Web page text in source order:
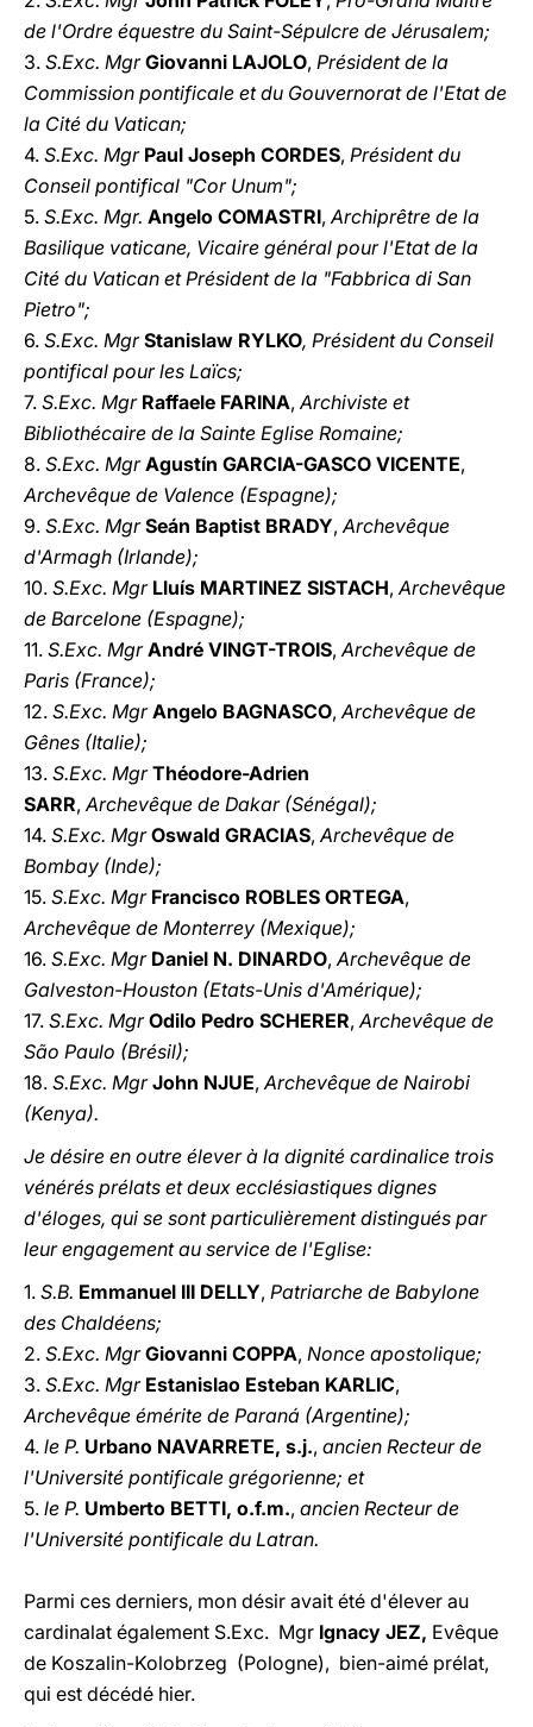
de l'Ordre équestre du Saint-Sépulcre de Jérusalem;
3. S.Exc. MgrGiovanni LAJOLO, Président de la
Commission pontificale et du Gouvernorat de l'Etat de
la Cité du Vatican;
4. S.Exc. Mgr Paul Joseph CORDES, Président du
Conseil pontifical "Cor Unum";
5. S.Exc. Mgr. Angelo COMASTRI,Archiprêtre de la
Basilique vaticane, Vicaire général pour l'Etat de la
Cité du Vatican et Président de la "Fabbrica di San
Pietro";
6. S.Exc. MgrStanislaw RYLKO, Président du Conseil
pontifical pour les Laïcs;
7. S.Exc. Mgr Raffaele FARINA,Archiviste et
Bibliothécaire de la Sainte Eglise Romaine;
8. S.Exc. MgrAgustín GARCIA-GASCO VICENTE,
Archevêque de Valence (Espagne);
9. S.Exc. MgrSeán Baptist BRADY,Archevêque
d'Armagh (Irlande);
10. S.Exc. Mgr Lluís MARTINEZ SISTACH,Archevêque
de Barcelone (Espagne);
11. S.Exc. MgrAndré VINGT-TROIS, Archevêque de
Paris (France);
12. S.Exc. MgrAngelo BAGNASCO,Archevêque de
Gênes (Italie);
13. S.Exc. MgrThéodore-Adrien
SARR, Archevêque de Dakar (Sénégal);
14. S.Exc. MgrOswald GRACIAS,Archevêque de
Bombay (Inde);
15. S.Exc. Mgr Francisco ROBLES ORTEGA,
Archevêque de Monterrey (Mexique);
16. S.Exc. Mgr Daniel N. DINARDO,Archevêque de
Galveston-Houston (Etats-Unis d'Amérique);
17. S.Exc. MgrOdilo Pedro SCHERER,Archevêque de
São Paulo (Brésil);
18. S.Exc. MgrJohn NJUE,Archevêque de Nairobi
(Kenya).
Je désire en outre élever à la dignité cardinalice trois
vénérés prélats et deux ecclésiastiques dignes
d'éloges, qui se sont particulièrement distingués par
leur engagement au service de l'Eglise:
1. S.B. Emmanuel III DELLY, Patriarche de Babylone
des Chaldéens;
2. S.Exc. MgrGiovanni COPPA, Nonce apostolique;
3. S.Exc. Mgr Estanislao Esteban KARLIC,
Archevêque émérite de Paraná (Argentine);
4. le P. Urbano NAVARRETE, s.j., ancien Recteur de
l'Université pontificale grégorienne; et
5. le P. Umberto BETTI, o.f.m., ancien Recteur de
l'Université pontificale du Latran.
Parmi ces derniers, mon désir avait été d'élever au
cardinalat également S.Exc. Mgr Ignacy JEZ, Evêque
de Koszalin-Kolobrzeg (Pologne), bien-aimé prélat,
qui est décédé hier.